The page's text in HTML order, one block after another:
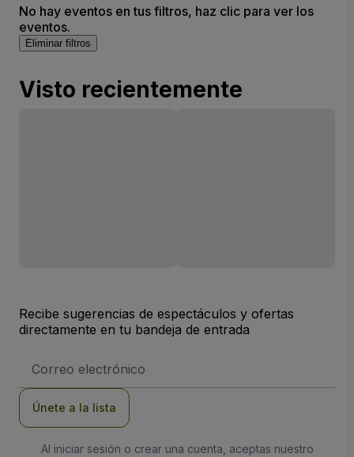
No hay eventos en tus filtros, haz clic para ver los
eventos.
Eliminar filtros
Visto recientemente
Recibe sugerencias de espectáculos y ofertas
directamente en tu bandeja de entrada
de
Únete a la lista
Al iniciar sesión o crear una cuenta, aceptas nuestro